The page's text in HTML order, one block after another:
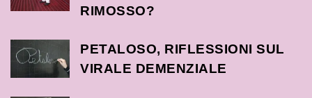
RIMOSSO?
PETALOSO, RIFLESSIONI SUL
VIRALE DEMENZIALE